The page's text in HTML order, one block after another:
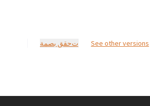
see other versions تحقق بصمة